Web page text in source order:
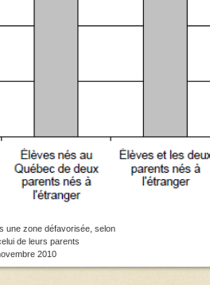
une zone défavorisée, selon
de leurs parents
2010